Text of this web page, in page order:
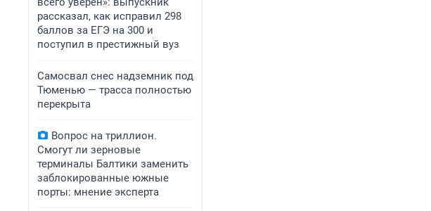
рассказал, как исправил 298
баллов за ЕГЭ на 300 и
поступил в престижный вуз
Самосвал снес надземник под
Тюменью — трасса полностью
перекрыта
Вопрос на триллион.
Смогут ли зерновые
терминалы Балтики заменить
заблокированные южные
порты: мнение эксперта